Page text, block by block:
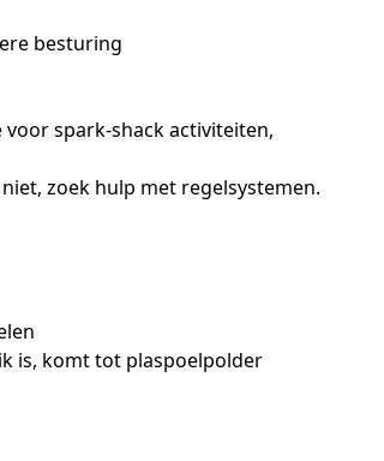
besturing
spark-shack activiteiten,
zoek hulp met regelsystemen.
is, komt tot plaspoelpolder